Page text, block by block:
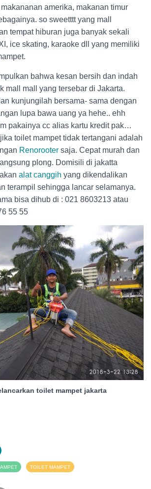
amerika, makanan timur
so sweetttt yang mall
tempat hiburan juga banyak sekali
ice skating, karaoke dll yang memiliki
bahwa kesan bersih dan indah
mall mall yang tersebar di Jakarta.
kunjungilah bersama- sama dengan
lupa bawa uang ya hehe.. ehh
pakainya cc alias kartu kredit pak…
toilet mampet tidak tertangani adalah
Renorooter saja. Cepat murah dan
plong. Domisili di jakatta
alat canggih yang dikendalikan
terampil sehingga lancar selamanya.
bisa dihub di : 021 8603213 atau
55 55
toilet mampet jakarta
TOILET MAMPET